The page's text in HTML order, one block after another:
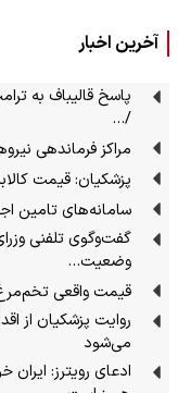
آخرین اخبار
پاسخ قالیباف به
/…
مراکز فرماندهی
پزشکیان: قیمت
سامانه‌های تامین
گفت‌وگوی تلفنی
وضعیت…
قیمت واقعی
روایت پزشکیان از
می‌شود